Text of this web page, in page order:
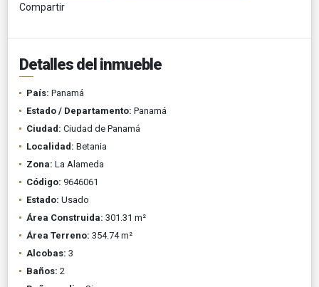
Compartir
Detalles del inmueble
País: Panamá
Estado / Departamento: Panamá
Ciudad: Ciudad de Panamá
Localidad: Betania
Zona: La Alameda
Código: 9646061
Estado: Usado
Área Construida: 301.31 m²
Área Terreno: 354.74 m²
Alcobas: 3
Baños: 2